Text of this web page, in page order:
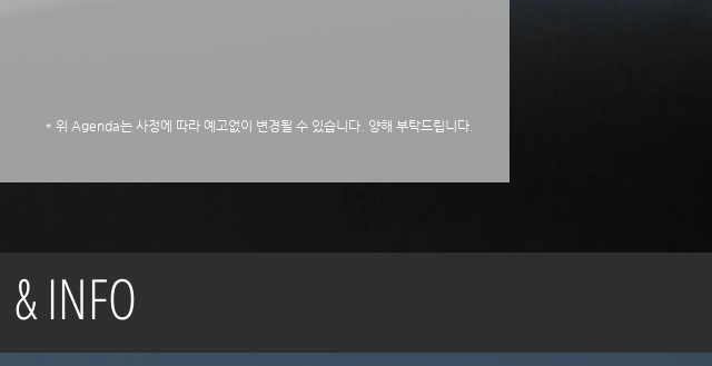
* 위 Agenda는 사정에 따라 예고없이 변경될 수 있습니다. 양해 부탁드립니다.
& INFO